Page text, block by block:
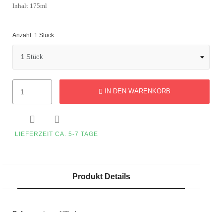
Inhalt 175ml
Anzahl: 1 Stück
IN DEN WARENKORB
 
LIEFERZEIT CA. 5-7 TAGE
Produkt Details